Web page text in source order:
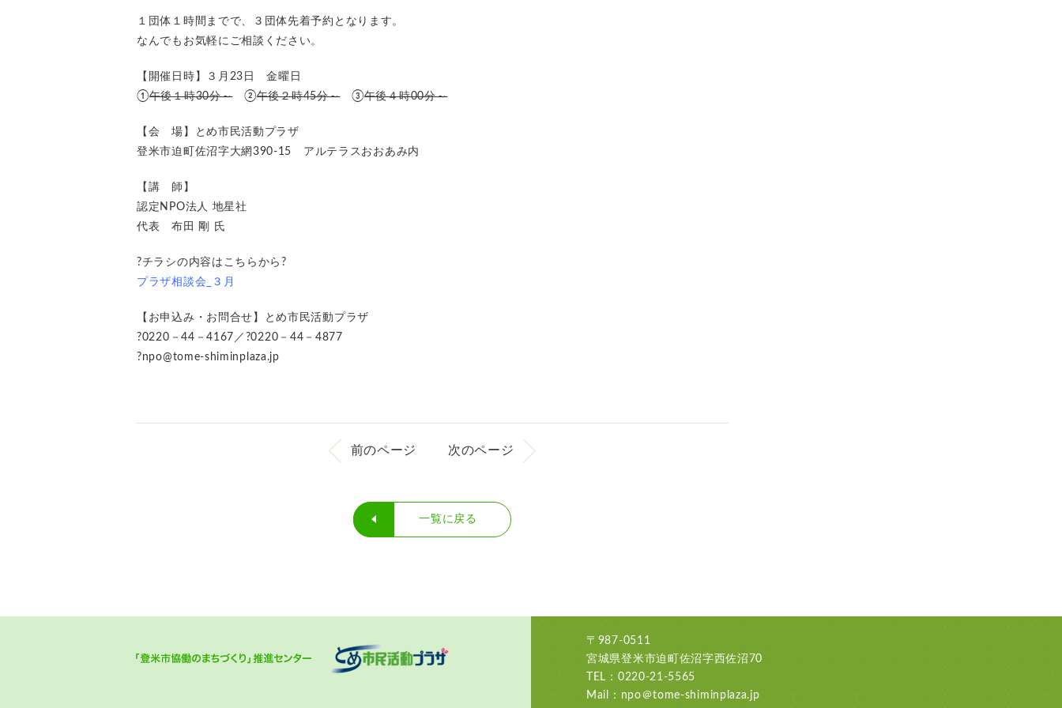
１団体１時間までで、３団体先着予約となります。
なんでもお気軽にご相談ください。
【開催日時】３月23日 金曜日
①午後１時30分～②午後２時45分～③午後４時00分～
【会 場】とめ市民活動プラザ
登米市迫町佐沼字大網390-15 アルテラスおおあみ内
【講 師】
認定NPO法人 地星社
代表 布田 剛 氏
?チラシの内容はこちらから?
プラザ相談会_３月
【お申込み・お問合せ】とめ市民活動プラザ
?0220－44－4167／?0220－44－4877
?npo@tome-shiminplaza.jp
前のページ 次のページ
一覧に戻る
〒987-0511
宮城県登米市迫町佐沼字西佐沼70
TEL：0220-21-5565
Mail：npo＠tome-shiminplaza.jp